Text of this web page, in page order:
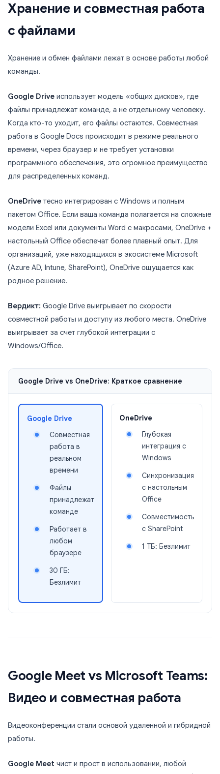
Хранение и совместная работа
с файлами
Хранение и обмен файлами лежат в основе работы любой
команды.
Google Drive использует модель «общих дисков», где
файлы принадлежат команде, а не отдельному человеку.
Когда кто-то уходит, его файлы остаются. Совместная
работа в Google Docs происходит в режиме реального
времени, через браузер и не требует установки
программного обеспечения, это огромное преимущество
для распределенных команд.
OneDrive тесно интегрирован с Windows и полным
пакетом Office. Если ваша команда полагается на сложные
модели Excel или документы Word с макросами, OneDrive +
настольный Office обеспечат более плавный опыт. Для
организаций, уже находящихся в экосистеме Microsoft
(Azure AD, Intune, SharePoint), OneDrive ощущается как
родное решение.
Вердикт: Google Drive выигрывает по скорости
совместной работы и доступу из любого места. OneDrive
выигрывает за счет глубокой интеграции с
Windows/Office.
Google Drive vs OneDrive: Краткое сравнение
Google Drive
Совместная
работа в
реальном
времени
Файлы
принадлежат
команде
Работает в
любом
браузере
30 ГБ:
Безлимит
OneDrive
Глубокая
интеграция с
Windows
Синхронизация
с настольным
Office
Совместимость
с SharePoint
1 ТБ: Безлимит
Google Meet vs Microsoft Teams:
Видео и совместная работа
Видеоконференции стали основой удаленной и гибридной
работы.
Google Meet чист и прост в использовании, любой